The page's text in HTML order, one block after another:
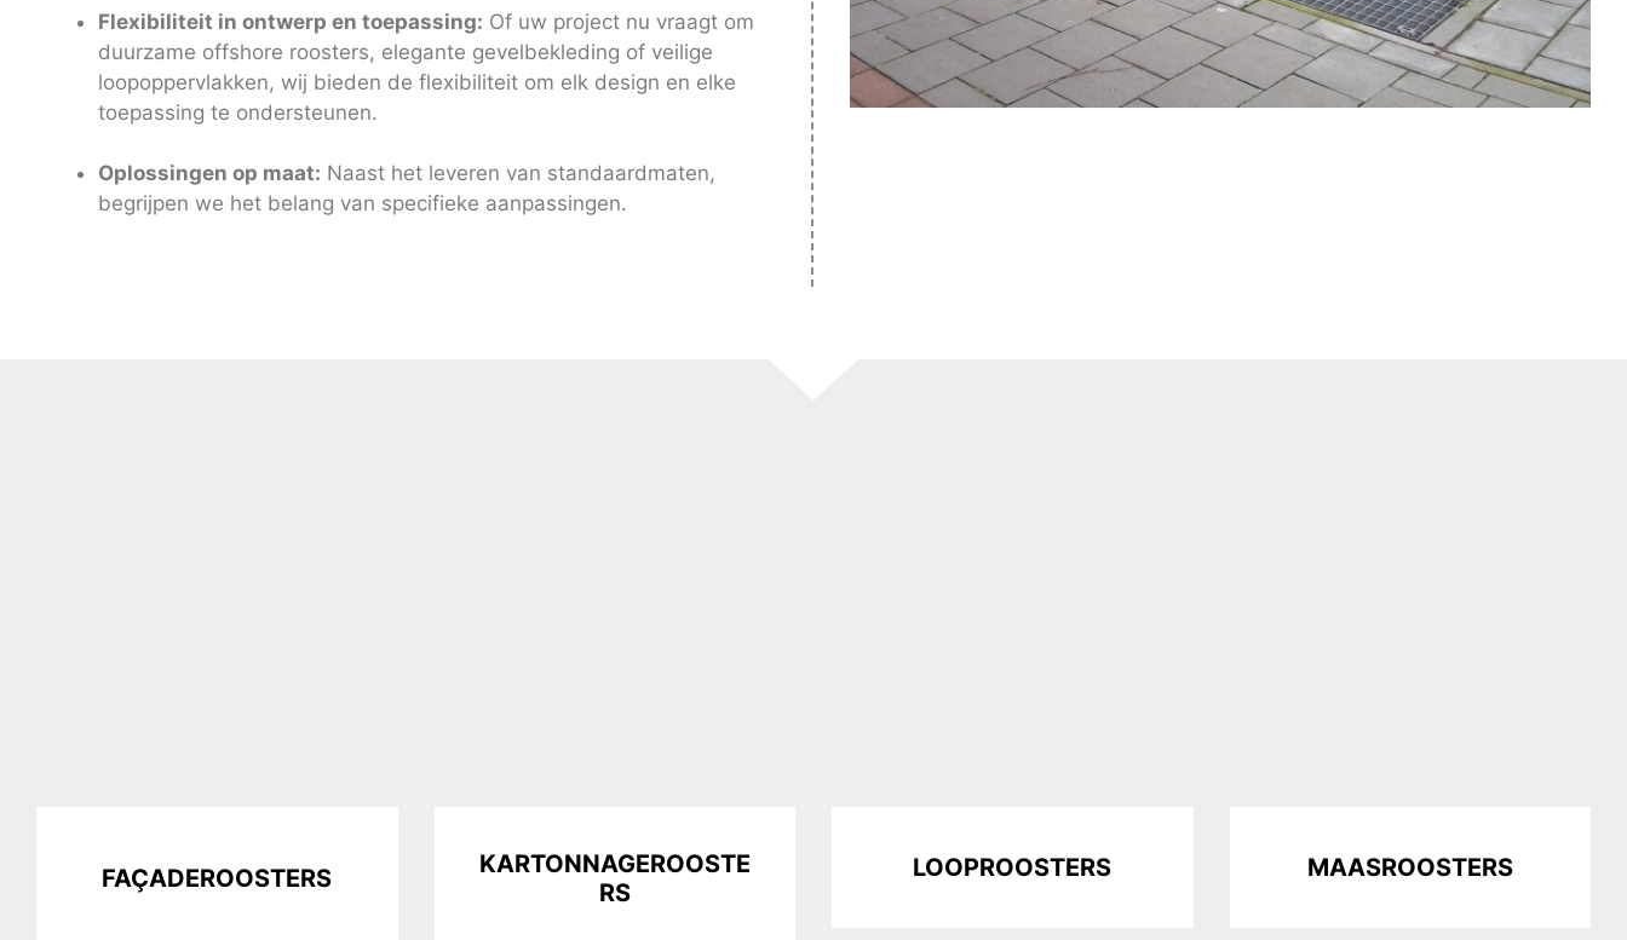
Flexibiliteit in ontwerp en toepassing: Of uw project nu vraagt om
duurzame offshore roosters, elegante gevelbekleding of veilige
loopoppervlakken, wij bieden de flexibiliteit om elk design en elke
toepassing te ondersteunen.
Oplossingen op maat: Naast het leveren van standaardmaten,
begrijpen we het belang van specifieke aanpassingen.
FAÇADEROOSTERS
KARTONNAGEROOSTE
RS
LOOPROOSTERS MAASROOSTERS